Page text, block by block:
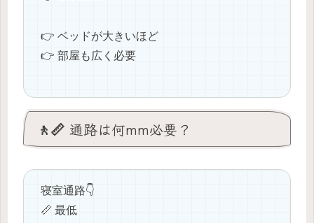
👉 ベッドが大きいほど
👉 部屋も広く必要
🚶📏 通路は何mm必要？
寝室通路👇
📏 最低